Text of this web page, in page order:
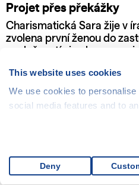
This website uses cookies
We use cookies to
social media features and to
media, advertising and
them or that they’ve collected
services.
Deny
Projet přes překážky
Charismatická Sara žije v
zvolena první ženou do
společností si